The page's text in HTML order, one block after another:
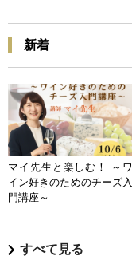
新着
マイ先生と楽しむ！ ～ワ
イン好きのためのチーズ入
門講座～
すべて見る